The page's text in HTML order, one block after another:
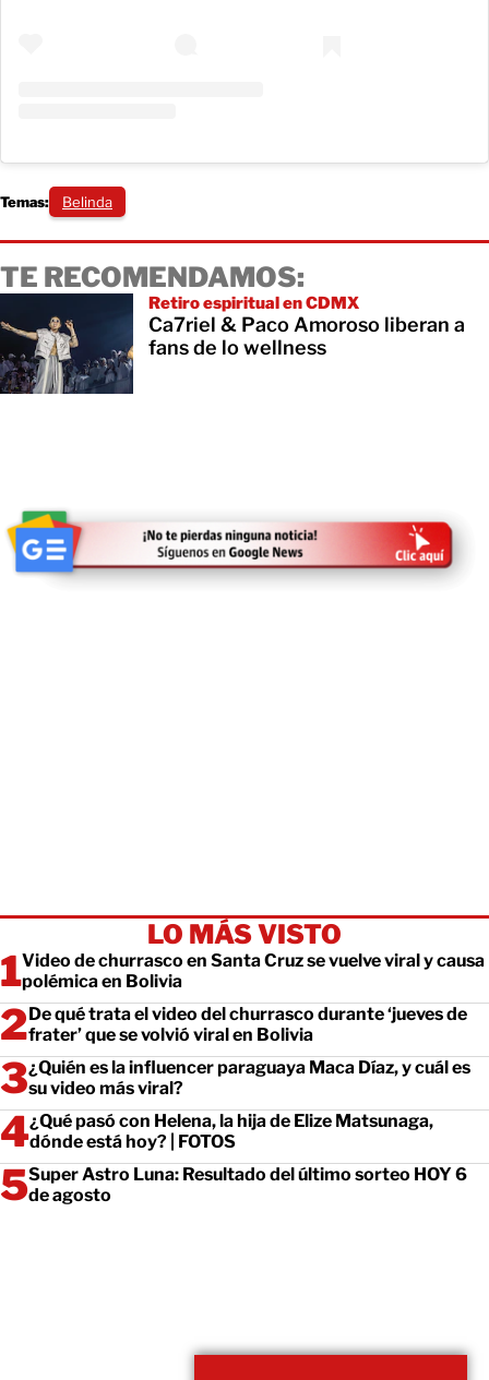
Temas: Belinda
TE RECOMENDAMOS:
Retiro espiritual en CDMX
Ca7riel & Paco Amoroso liberan a
fans de lo wellness
LO MÁS VISTO
Video de churrasco en Santa Cruz se vuelve viral y causa
polémica en Bolivia
De qué trata el video del churrasco durante ‘jueves de
frater’ que se volvió viral en Bolivia
¿Quién es la influencer paraguaya Maca Díaz, y cuál es
su video más viral?
¿Qué pasó con Helena, la hija de Elize Matsunaga,
dónde está hoy? | FOTOS
Super Astro Luna: Resultado del último sorteo HOY 6
de agosto